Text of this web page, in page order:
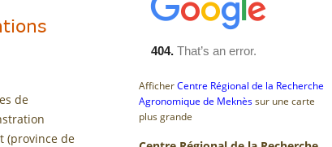
de
(province de
Afficher Centre Régional de la Recherche
Agronomique de Meknès sur une carte
plus grande